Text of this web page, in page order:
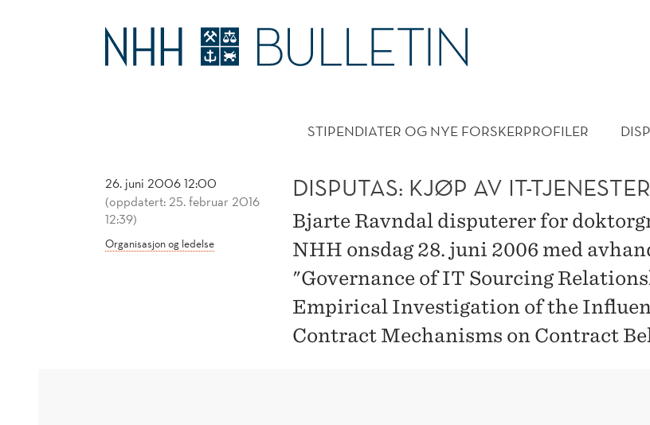
DISPUTAS:
TJENESTER
STIPENDIATER OG NYE FORSKERPROFILER
26. juni 2006 12:00
(oppdatert: 25. februar 2016
12:39)
Organisasjon og ledelse
DISPUTAS: KJØP AV IT-TJENESTER
Bjarte Ravndal disputerer for
NHH onsdag 28. juni 2006 med
"Governance of IT Sourcing
Empirical Investigation of the
Contract Mechanisms on Contract